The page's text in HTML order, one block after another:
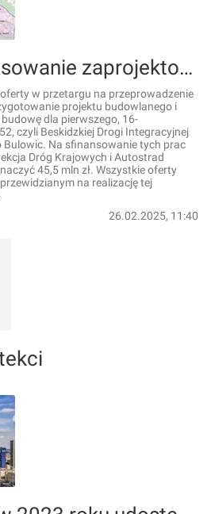
Duże zainteresowanie zaprojektowaniem pierwszego odcinka Beskidzkiej Drogi Integracyjnej
w przetargu na przeprowadzenie
projektu budowlanego i
dla pierwszego, 16-
czyli Beskidzkiej Drogi Integracyjnej
Bulowic. Na sfinansowanie tych prac
Dróg Krajowych i Autostrad
45,5 mln zł. Wszystkie oferty
na realizację tej
26.02.2025, 11:40